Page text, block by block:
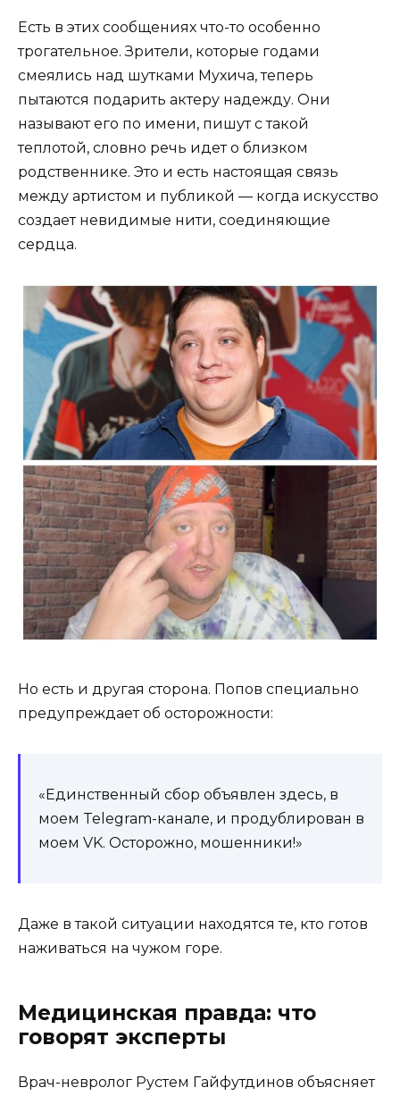
Есть в этих сообщениях что-то особенно
трогательное. Зрители, которые годами
смеялись над шутками Мухича, теперь
пытаются подарить актеру надежду. Они
называют его по имени, пишут с такой
теплотой, словно речь идет о близком
родственнике. Это и есть настоящая связь
между артистом и публикой — когда искусство
создает невидимые нити, соединяющие
сердца.
Но есть и другая сторона. Попов специально
предупреждает об осторожности:
«Единственный сбор объявлен здесь, в
моем Telegram-канале, и продублирован в
моем VK. Осторожно, мошенники!»
Даже в такой ситуации находятся те, кто готов
наживаться на чужом горе.
Медицинская правда: что
говорят эксперты
Врач-невролог Рустем Гайфутдинов объясняет